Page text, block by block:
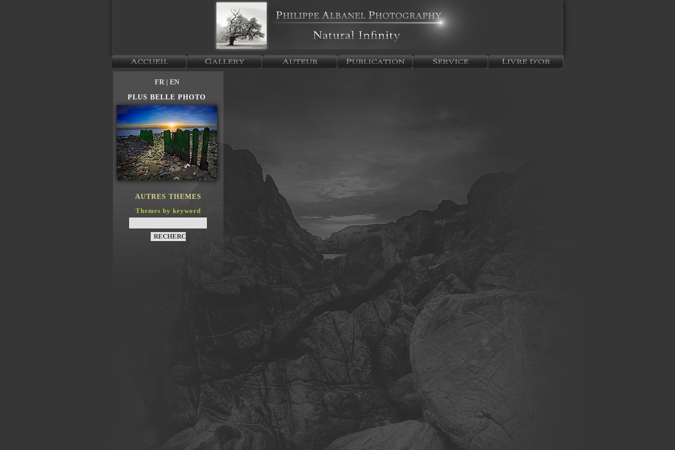
FR
| EN
PLUS BELLE PHOTO
AUTRES THEMES
Themes by keyword